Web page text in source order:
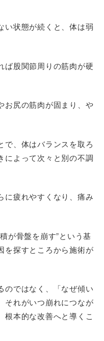
い状態が続くと、体は弱
ば股関節周りの筋肉が硬
お尻の筋肉が固まり、や
で、体はバランスを取ろ
によって次々と別の不調
に疲れやすくなり、痛み
が骨盤を崩す”という基
を探すところから施術が
のではなく、「なぜ傾い
それがいつ崩れにつなが
根本的な改善へと導くこ